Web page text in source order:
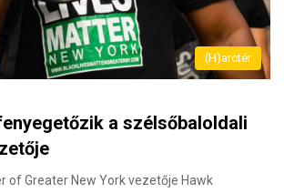
(H)arctér
a szélsőbaloldali
of Greater New York vezetője Hawk